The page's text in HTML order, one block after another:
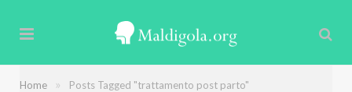
Home » Posts Tagged "trattamento post parto"